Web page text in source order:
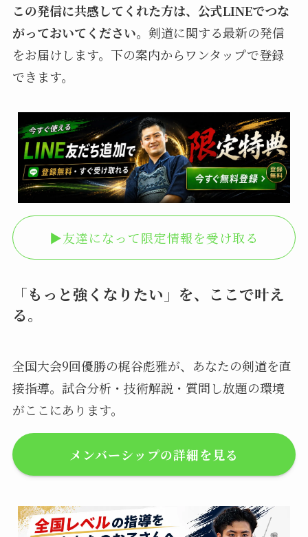
この発信に共感してくれた方は、公式LINEでつな
がっておいてください。 剣道に関する最新の発信
をお届けします。下の案内からワンタップで登録
できます。
▶︎友達になって限定情報を受け取る
「もっと強くなりたい」を、ここで叶え
る。
全国大会9回優勝の梶谷彪雅が、あなたの剣道を直
接指導。試合分析・技術解説・質問し放題の環境
がここにあります。
メンバーシップの詳細を見る